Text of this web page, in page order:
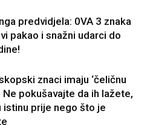
predvidjela: 0VA 3 znaka
pakao i snažni udarci do
znaci imaju ‘čeličnu
Ne pokušavajte da ih lažete,
istinu prije nego što je